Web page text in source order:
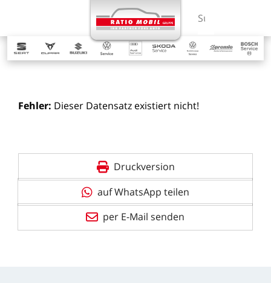
Suchbegriff
Fehler: Dieser Datensatz existiert nicht!
Druckversion
auf WhatsApp teilen
per E-Mail senden